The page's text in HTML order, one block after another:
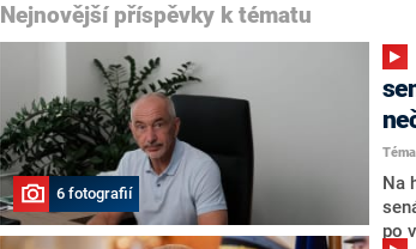
Nejnovější příspěvky k tématu
6 fotografií
Na
po